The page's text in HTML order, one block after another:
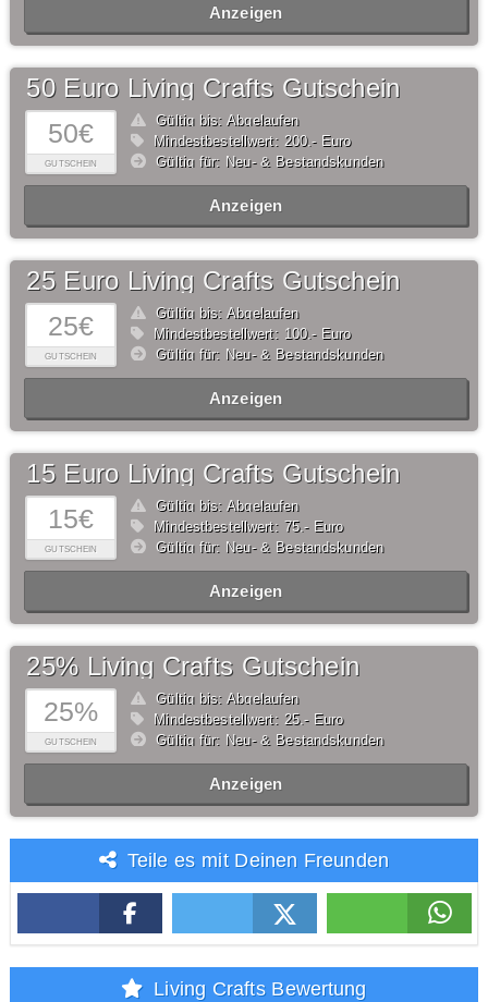
Anzeigen
50€
GUTSCHEIN
50 Euro Living Crafts Gutschein
Gültig bis: Abgelaufen
Mindestbestellwert: 200,- Euro
Gültig für: Neu- & Bestandskunden
Anzeigen
25€
GUTSCHEIN
25 Euro Living Crafts Gutschein
Gültig bis: Abgelaufen
Mindestbestellwert: 100,- Euro
Gültig für: Neu- & Bestandskunden
Anzeigen
15€
GUTSCHEIN
15 Euro Living Crafts Gutschein
Gültig bis: Abgelaufen
Mindestbestellwert: 75,- Euro
Gültig für: Neu- & Bestandskunden
Anzeigen
25%
GUTSCHEIN
25% Living Crafts Gutschein
Gültig bis: Abgelaufen
Mindestbestellwert: 25,- Euro
Gültig für: Neu- & Bestandskunden
Anzeigen
Teile es mit Deinen Freunden
Living Crafts Bewertung